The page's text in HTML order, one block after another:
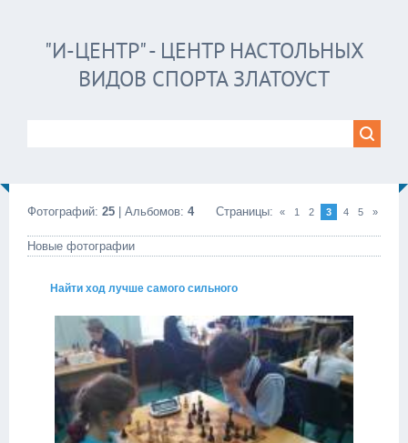
"И-ЦЕНТР" - ЦЕНТР НАСТОЛЬНЫХ
ВИДОВ СПОРТА ЗЛАТОУСТ
Фотографий: 25 | Альбомов: 4 Страницы: « 1 2 3 4 5 »
Новые фотографии
Найти ход лучше самого сильного
29.03.2015
Если нашел хороший ход, остановись, поищи еще лучше